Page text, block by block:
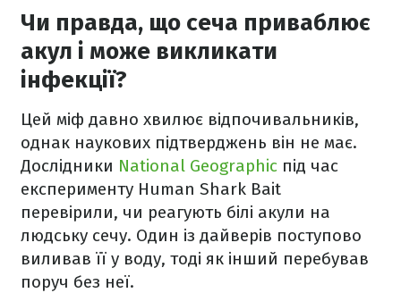
Чи правда, що сеча приваблює
акул і може викликати
інфекції?
Цей міф давно хвилює відпочивальників,
однак наукових підтверджень він не має.
Дослідники National Geographic під час
експерименту Human Shark Bait
перевірили, чи реагують білі акули на
людську сечу. Один із дайверів поступово
виливав її у воду, тоді як інший перебував
поруч без неї.